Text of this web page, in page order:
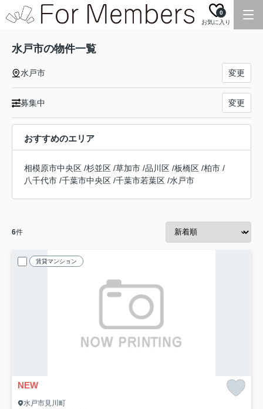
お気に入り
0
水戸市の物件一覧
水戸市 変更
募集中 変更
おすすめのエリア
相模原市中央区 /杉並区 /草加市 /品川区 /板橋区 /柏市 /
八千代市 /千葉市中央区 /千葉市若葉区 /水戸市
6件
賃貸マンション
NEW
水戸市見川町